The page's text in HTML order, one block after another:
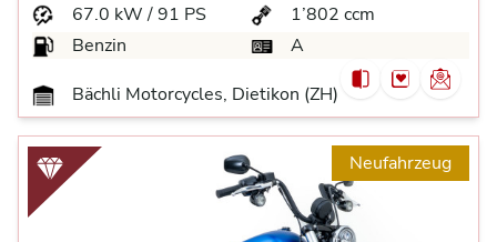
67.0 kW / 91 PS
1’802 ccm
Benzin
A
Bächli Motorcycles, Dietikon (ZH)
Neufahrzeug